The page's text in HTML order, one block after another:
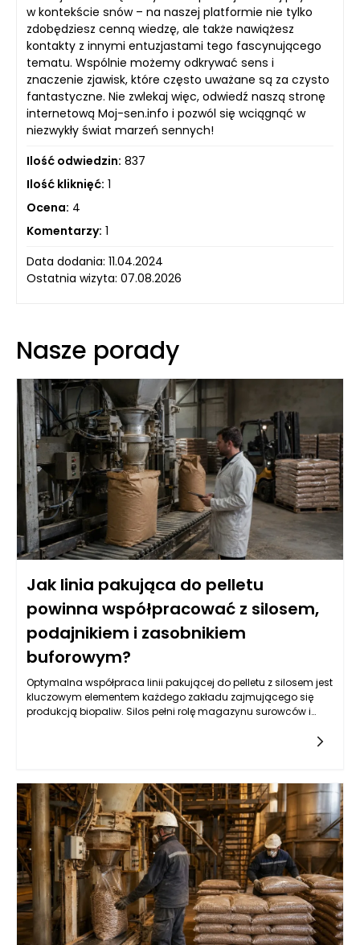
w kontekście snów – na naszej platformie nie tylko
zdobędziesz cenną wiedzę, ale także nawiążesz
kontakty z innymi entuzjastami tego fascynującego
tematu. Wspólnie możemy odkrywać sens i
znaczenie zjawisk, które często uważane są za czysto
fantastyczne. Nie zwlekaj więc, odwiedź naszą stronę
internetową Moj-sen.info i pozwól się wciągnąć w
niezwykły świat marzeń sennych!
Ilość odwiedzin: 837
Ilość kliknięć: 1
Ocena: 4
Komentarzy: 1
Data dodania: 11.04.2024
Ostatnia wizyta: 07.08.2026
Nasze porady
Jak linia pakująca do pelletu
powinna współpracować z silosem,
podajnikiem i zasobnikiem
buforowym?
Optymalna współpraca linii pakującej do pelletu z silosem jest
kluczowym elementem każdego zakładu zajmującego się
produkcją biopaliw. Silos pełni rolę magazynu surowców i
produkcji. Właściwa konstrukcja silosu, w tym jego pojemność
oraz system wentylacji, ma ogromny wpływ na jakość
składowanych pelletów. Wydajność linii pakującej będzie
bowiem zależna od regularności i szybkości dostarczania
surowców. Kluczowym elementem w tym współdziałaniu są
systemy wyciągu, które powinny skutecznie transportować
pellet z silosu do następnego etapu produkcji, minimalizując
jednocześnie utratę materiału i zapewniając odpowiedni
poziom ciśnienia.